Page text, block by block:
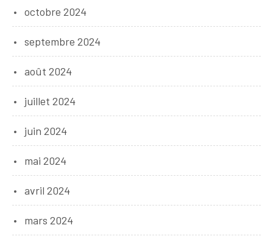
octobre 2024
septembre 2024
août 2024
juillet 2024
juin 2024
mai 2024
avril 2024
mars 2024